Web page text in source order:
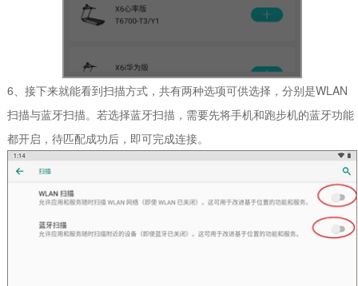
6、接下来就能看到扫描方式，共有两种选项可供选择，分别是WLAN
扫描与蓝牙扫描。若选择蓝牙扫描，需要先将手机和跑步机的蓝牙功能
都开启，待匹配成功后，即可完成连接。